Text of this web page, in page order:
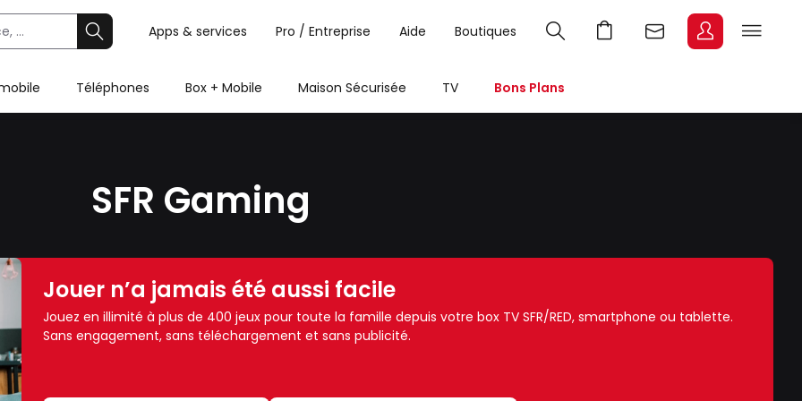
Apps & services Pro / Entreprise Aide Boutiques
Téléphones Box + Mobile Maison Sécurisée TV Bons Plans
SFR Gaming
Jouer n’a jamais été aussi facile
Jouez en illimité à plus de 400 jeux pour toute la famille depuis votre box TV SFR/RED, smartphone ou tablette.
Sans engagement, sans téléchargement et sans publicité.